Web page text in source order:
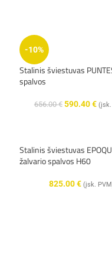
-10%
Stalinis šviestuvas
spalvos
656.00€ 590.40€ (įsk.
Stalinis šviestuvas
žalvario spalvos H60
825.00€ (įsk.